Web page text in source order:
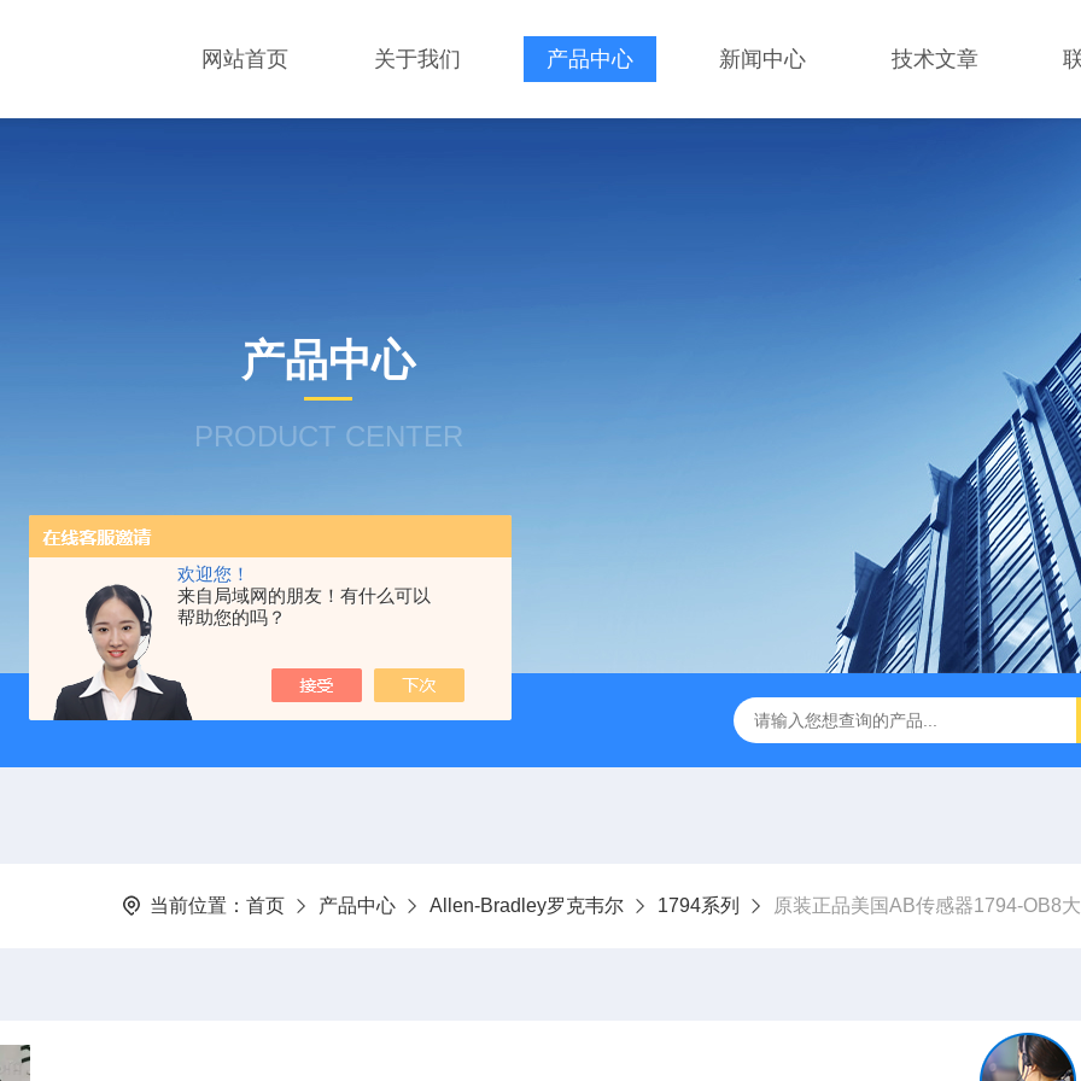
欢迎您！
来自局域网的朋友！有什么可以
帮助您的吗？
网站首页 关于我们 产品中心 新闻中心 技术文章
产品中心
PRODUCT CENTER
当前位置： 首页 产品中心 Allen-Bradley罗克韦尔 1794系列 原装正品美国AB传感器1794-OB8